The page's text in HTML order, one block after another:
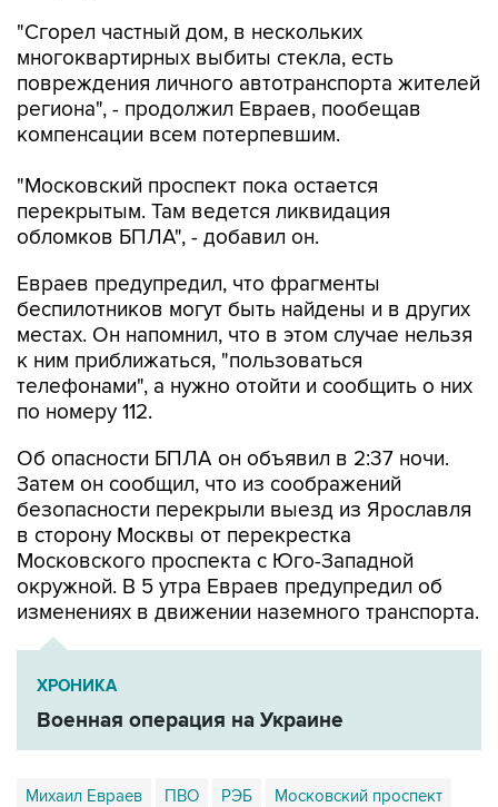
"Сгорел частный дом, в нескольких
многоквартирных выбиты стекла, есть
повреждения личного автотранспорта жителей
региона", - продолжил Евраев, пообещав
компенсации всем потерпевшим.
"Московский проспект пока остается
перекрытым. Там ведется ликвидация
обломков БПЛА", - добавил он.
Евраев предупредил, что фрагменты
беспилотников могут быть найдены и в других
местах. Он напомнил, что в этом случае нельзя
к ним приближаться, "пользоваться
телефонами", а нужно отойти и сообщить о них
по номеру 112.
Об опасности БПЛА он объявил в 2:37 ночи.
Затем он сообщил, что из соображений
безопасности перекрыли выезд из Ярославля
в сторону Москвы от перекрестка
Московского проспекта с Юго-Западной
окружной. В 5 утра Евраев предупредил об
изменениях в движении наземного транспорта.
ХРОНИКА
Военная операция на Украине
Михаил Евраев ПВО РЭБ Московский проспект